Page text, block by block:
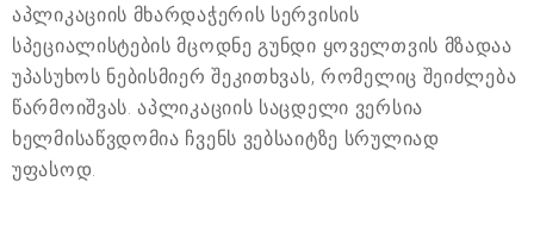
აპლიკაციის მხარდაჭერის სერვისის
სპეციალისტების მცოდნე გუნდი ყოველთვის მზადაა
უპასუხოს ნებისმიერ შეკითხვას, რომელიც შეიძლება
წარმოიშვას. აპლიკაციის საცდელი ვერსია
ხელმისაწვდომია ჩვენს ვებსაიტზე სრულიად
უფასოდ.